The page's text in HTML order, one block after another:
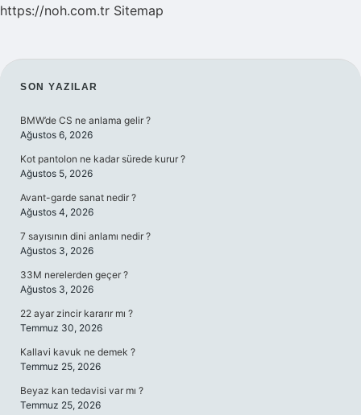
https://noh.com.tr Sitemap
SIDEBAR
SON YAZILAR
BMW’de CS ne anlama gelir ?
Ağustos 6, 2026
Kot pantolon ne kadar sürede kurur ?
Ağustos 5, 2026
Avant-garde sanat nedir ?
Ağustos 4, 2026
7 sayısının dini anlamı nedir ?
Ağustos 3, 2026
33M nerelerden geçer ?
Ağustos 3, 2026
22 ayar zincir kararır mı ?
Temmuz 30, 2026
Kallavi kavuk ne demek ?
Temmuz 25, 2026
Beyaz kan tedavisi var mı ?
Temmuz 25, 2026